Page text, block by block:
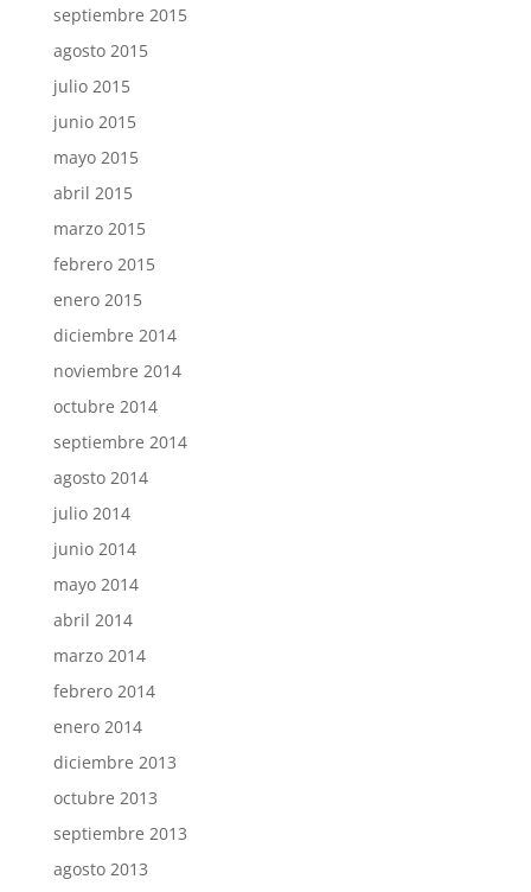
septiembre 2015
agosto 2015
julio 2015
junio 2015
mayo 2015
abril 2015
marzo 2015
febrero 2015
enero 2015
diciembre 2014
noviembre 2014
octubre 2014
septiembre 2014
agosto 2014
julio 2014
junio 2014
mayo 2014
abril 2014
marzo 2014
febrero 2014
enero 2014
diciembre 2013
octubre 2013
septiembre 2013
agosto 2013